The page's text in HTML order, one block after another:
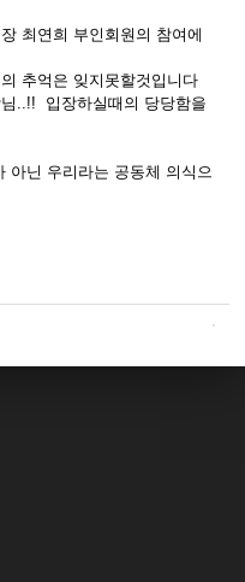
최연희 부인회원의 참여에
추억은 잊지못할것입니다
..!! 입장하실때의 당당함을
아닌 우리라는 공동체 의식으